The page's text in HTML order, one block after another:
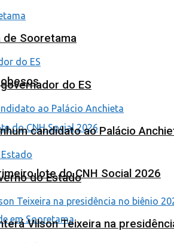
lote do CNH Social 2026
de Sooretama
do ES
candidato ao Palácio
do Estado
Vilson Teixeira na